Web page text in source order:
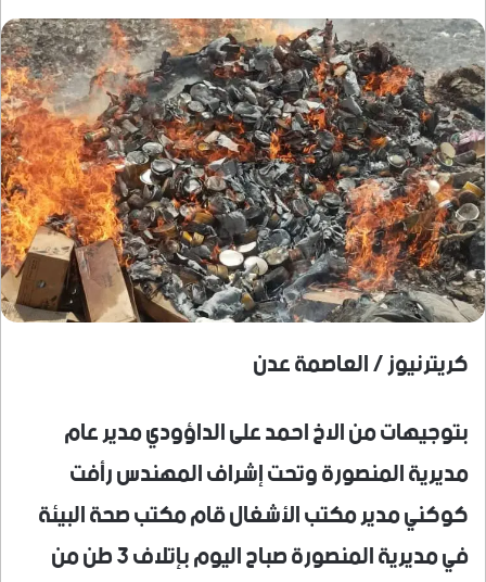
كريترنيوز / العاصمة عدن
بتوجيهات من الاخ احمد على الداؤودي مدير عام
مديرية المنصورة وتحت إشراف المهندس رأفت
كوكني مدير مكتب الأشغال قام مكتب صحة البيئة
في مديرية المنصورة صباح اليوم بإتلاف 3 طن من